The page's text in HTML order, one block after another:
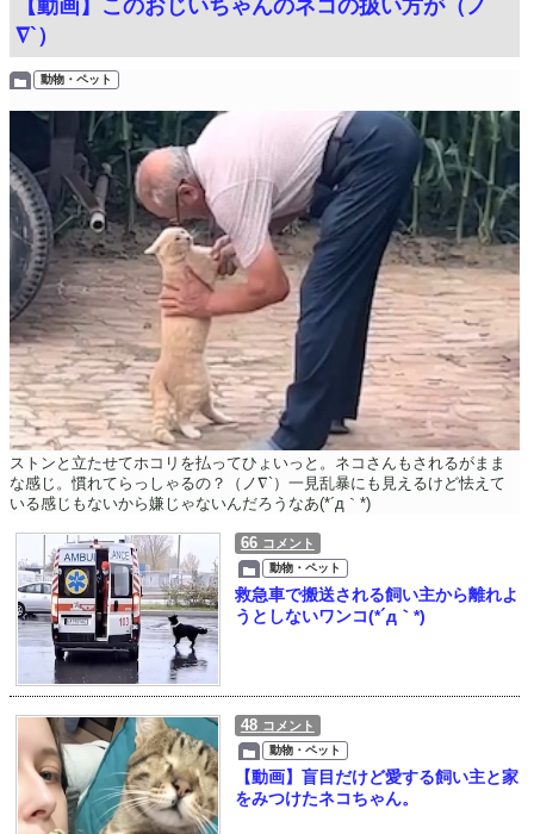
【動画】このおじいちゃんのネコの扱い方が（ノ
∇`）
動物・ペット
ストンと立たせてホコリを払ってひょいっと。ネコさんもされるがまま
な感じ。慣れてらっしゃるの？（ノ∇`）一見乱暴にも見えるけど怯えて
いる感じもないから嫌じゃないんだろうなあ(*´д｀*)
66 コメント
動物・ペット
救急車で搬送される飼い主から離れよ
うとしないワンコ(*´д｀*)
48 コメント
動物・ペット
【動画】盲目だけど愛する飼い主と家
をみつけたネコちゃん。